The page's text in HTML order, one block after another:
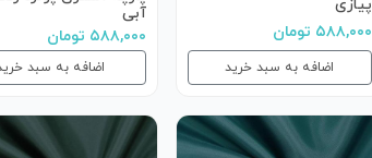
پیازی
۵۸۸,۰۰۰ تومان
اضافه به سبد خرید
آبی
۵۸۸,۰۰۰ تومان
اضافه به سبد